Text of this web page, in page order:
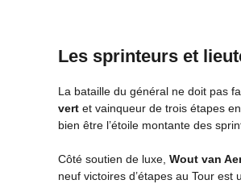
Les sprinteurs et
La bataille du général ne doit pas
vert et vainqueur de trois étapes
bien être l’étoile montante des
Côté soutien de luxe, Wout van
neuf victoires d’étapes au Tour